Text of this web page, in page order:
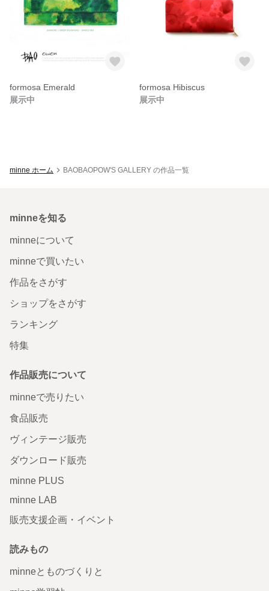
formosa Emerald
展示中
formosa Hibiscus
展示中
minne ホーム BAOBAOPOW'S GALLERY の作品一覧
minneを知る
minneについて
minneで買いたい
作品をさがす
ショップをさがす
ランキング
特集
作品販売について
minneで売りたい
食品販売
ヴィンテージ販売
ダウンロード販売
minne PLUS
minne LAB
販売支援企画・イベント
読みもの
minneとものづくりと